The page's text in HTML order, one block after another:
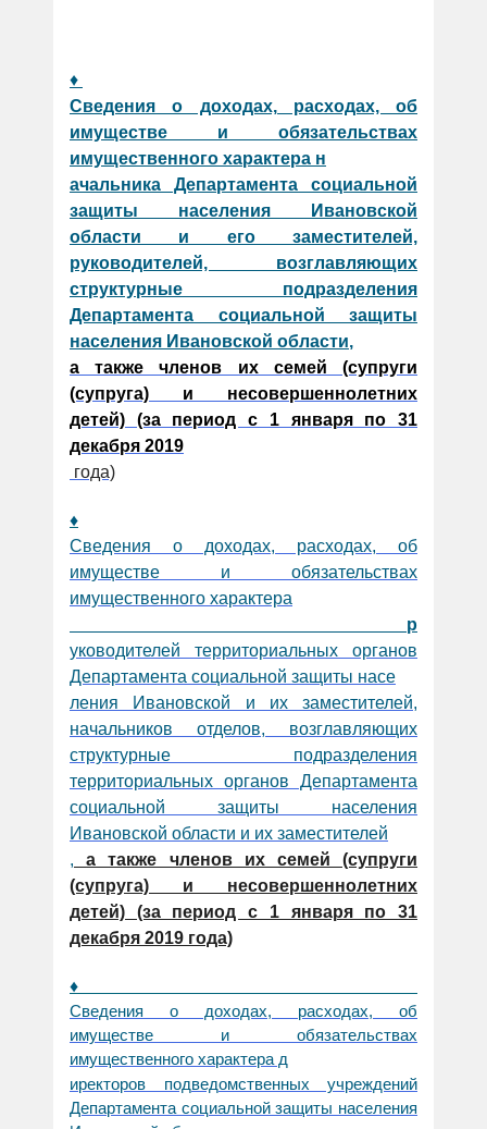
♦
Сведения о доходах, расходах, об
имуществе и обязательствах
имущественного характера н
ачальника Департамента социальной
защиты населения Ивановской
области и его заместителей,
руководителей, возглавляющих
структурные подразделения
Департамента социальной защиты
населения Ивановской области,
а также членов их семей (супруги
(супруга) и несовершеннолетних
детей) (за период с 1 января по 31
декабря 2019
года)
♦
Сведения о доходах, расходах, об
имуществе и обязательствах
имущественного характера
р
уководителей территориальных органов
Департамента социальной защиты насе
ления Ивановской и их заместителей,
начальников отделов, возглавляющих
структурные подразделения
территориальных органов Департамента
социальной защиты населения
Ивановской области и их заместителей
,
а также членов их семей (супруги
(супруга) и несовершеннолетних
детей) (за период с 1 января по 31
декабря 2019 года)
♦
Сведения о доходах, расходах, об
имуществе и обязательствах
имущественного характера д
иректоров подведомственных учреждений
Департамента социальной защиты населения